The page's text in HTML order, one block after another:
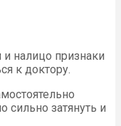
налицо признаки
к доктору.
сильно затянуть и